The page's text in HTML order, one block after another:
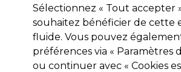
Revlon
Revlon Professional
Traitement Capillaire V2
Sélectionnez « Tout accepter
souhaitez bénéficier de cette
fluide. Vous pouvez
préférences via « Paramètres
ou continuer avec « Cookies